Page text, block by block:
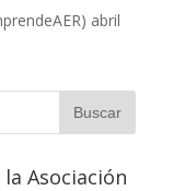
abril
Asociación